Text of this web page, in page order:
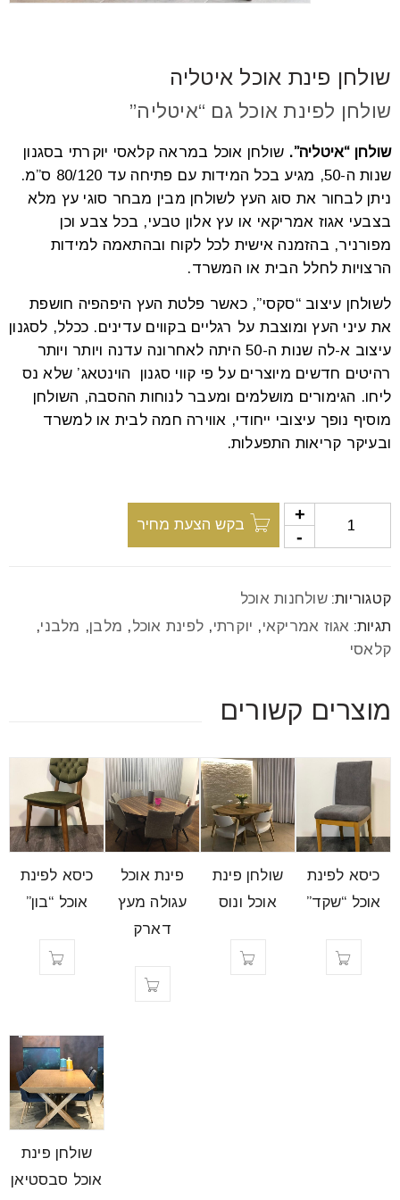
שולחן פינת אוכל איטליה
שולחן לפינת אוכל גם “איטליה”
שולחן “איטליה”. שולחן אוכל במראה קלאסי יוקרתי בסגנון
שנות ה-50, מגיע בכל המידות עם פתיחה עד 80/120 ס”מ.
ניתן לבחור את סוג העץ לשולחן מבין מבחר סוגי עץ מלא
בצבעי אגוז אמריקאי או עץ אלון טבעי, בכל צבע וכן
מפורניר, בהזמנה אישית לכל לקוח ובהתאמה למידות
הרצויות לחלל הבית או המשרד.
לשולחן עיצוב “סקסי”, כאשר פלטת העץ היפהפיה חושפת
את עיני העץ ומוצבת על רגליים בקווים עדינים. ככלל, לסגנון
עיצוב א-לה שנות ה-50 היתה לאחרונה עדנה ויותר ויותר
רהיטים חדשים מיוצרים על פי קווי סגנון הוינטאג’ שלא נס
ליחו. הגימורים מושלמים ומעבר לנוחות ההסבה, השולחן
מוסיף נופך עיצובי ייחודי, אווירה חמה לבית או למשרד
ובעיקר קריאות התפעלות.
בקש הצעת מחיר
קטגוריות: שולחנות אוכל
תגיות: אגוז אמריקאי, יוקרתי, לפינת אוכל, מלבן, מלבני,
קלאסי
מוצרים קשורים
כיסא לפינת
אוכל “שקד”
שולחן פינת
אוכל ונוס
פינת אוכל
עגולה מעץ
דארק
כיסא לפינת
אוכל “בון”
שולחן פינת
אוכל סבסטיאן
את
האפשרויות